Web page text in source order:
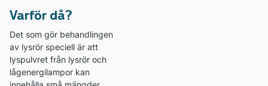
Varför då?
Det som gör behandlingen
av lysrör speciell är att
lyspulvret från lysrör och
lågenergilampor kan